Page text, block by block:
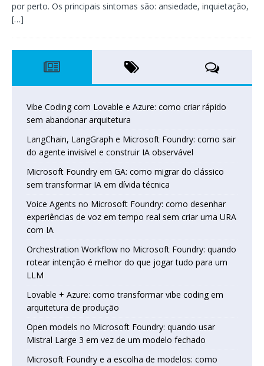
por perto. Os principais sintomas são: ansiedade, inquietação,
[…]
Vibe Coding com Lovable e Azure: como criar rápido
sem abandonar arquitetura
LangChain, LangGraph e Microsoft Foundry: como sair
do agente invisível e construir IA observável
Microsoft Foundry em GA: como migrar do clássico
sem transformar IA em dívida técnica
Voice Agents no Microsoft Foundry: como desenhar
experiências de voz em tempo real sem criar uma URA
com IA
Orchestration Workflow no Microsoft Foundry: quando
rotear intenção é melhor do que jogar tudo para um
LLM
Lovable + Azure: como transformar vibe coding em
arquitetura de produção
Open models no Microsoft Foundry: quando usar
Mistral Large 3 em vez de um modelo fechado
Microsoft Foundry e a escolha de modelos: como